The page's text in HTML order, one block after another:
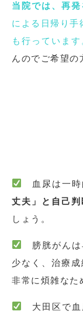
当院では、再
による日帰り
も行っていま
んのでご希望の
血尿は一時
丈夫」と自己判
しょう。
膀胱がんは
少なく、治療
非常に煩雑なた
大田区で血